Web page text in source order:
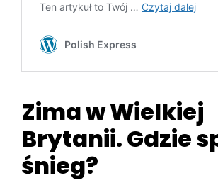
Zima w Wielkiej
Brytanii. Gdzie
śnieg?